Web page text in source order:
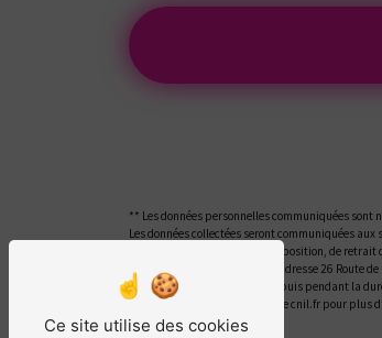
** Les données personnelles communiquées
Les données collectées seront communiquées
portabilité, de limitation, d’opposition, de retrait
ces droits par voie postale à l'adresse 26 Route
la période de prise de contact puis pendant la
Bloctel.gouv.fr
. Consultez le site cnil.fr pour plus
Ce site utilise des cookies